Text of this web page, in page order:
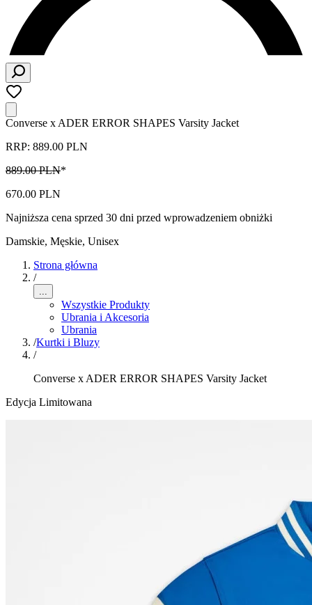
Converse x ADER ERROR SHAPES Varsity Jacket
RRP: 889.00 PLN
889.00 PLN*
670.00 PLN
Najniższa cena sprzed 30 dni przed wprowadzeniem obniżki
Damskie, Męskie, Unisex
Strona główna
/
...
Wszystkie Produkty
Ubrania i Akcesoria
Ubrania
/Kurtki i Bluzy
/
Converse x ADER ERROR SHAPES Varsity Jacket
Edycja Limitowana